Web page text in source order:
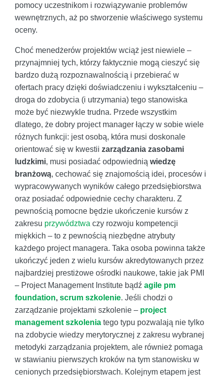
pomocy uczestnikom i rozwiązywanie problemów
wewnętrznych, aż po stworzenie właściwego systemu
oceny.
Choć menedżerów projektów wciąż jest niewiele –
przynajmniej tych, którzy faktycznie mogą cieszyć się
bardzo dużą rozpoznawalnością i przebierać w
ofertach pracy dzięki doświadczeniu i wykształceniu –
droga do zdobycia (i utrzymania) tego stanowiska
może być niezwykle trudna. Przede wszystkim
dlatego, że dobry project manager łączy w sobie wiele
różnych funkcji: jest osobą, która musi doskonale
orientować się w kwestii zarządzania zasobami
ludzkimi, musi posiadać odpowiednią wiedzę
branżową, cechować się znajomością idei, procesów i
wypracowywanych wyników całego przedsiębiorstwa
oraz posiadać odpowiednie cechy charakteru. Z
pewnością pomocne będzie ukończenie kursów z
zakresu przywództwa czy rozwoju kompetencji
miękkich – to z pewnością niezbędne atrybuty
każdego project managera. Taka osoba powinna także
ukończyć jeden z wielu kursów akredytowanych przez
najbardziej prestiżowe ośrodki naukowe, takie jak PMI
– Project Management Institute bądź agile pm
foundation, scrum szkolenie. Jeśli chodzi o
zarządzanie projektami szkolenie – project
management szkolenia tego typu pozwalają nie tylko
na zdobycie wiedzy merytorycznej z zakresu wybranej
metodyki zarządzania projektem, ale również pomaga
w stawianiu pierwszych kroków na tym stanowisku w
cenionych przedsiębiorstwach. Kolejnym etapem jest